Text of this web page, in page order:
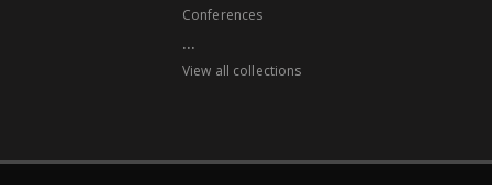
Conferences
...
View all collections